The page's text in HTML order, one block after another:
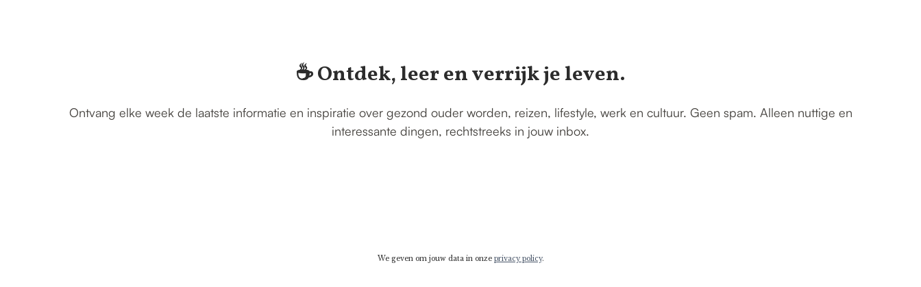
☕️ Ontdek, leer en verrijk je leven.
Ontvang elke week de laatste informatie en inspiratie over gezond ouder worden, reizen, lifestyle, werk en cultuur. Geen spam. Alleen nuttige en
interessante dingen, rechtstreeks in jouw inbox.
We geven om jouw data in onze privacy policy.